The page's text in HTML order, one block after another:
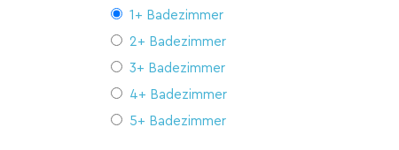
1+ Badezimmer
2+ Badezimmer
3+ Badezimmer
4+ Badezimmer
5+ Badezimmer